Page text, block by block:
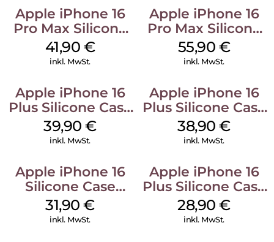
Apple iPhone 16
Pro Max Silicone
Case MagSafe
Ultramarine
41,90 €
inkl. MwSt.
Apple iPhone 16
Pro Max Silicone
Case MagSafe
Stone Gray
55,90 €
inkl. MwSt.
Apple iPhone 16
Plus Silicone Case
MagSafe Plum
39,90€
inkl. MwSt.
Apple iPhone 16
Plus Silicone Case
MagSafe Denim
38,90€
inkl. MwSt.
Apple iPhone 16
Silicone Case
MagSafe Fuchsia
31,90€
inkl. MwSt.
Apple iPhone 16
Plus Silicone Case
MagSafe Black
28,90€
inkl. MwSt.